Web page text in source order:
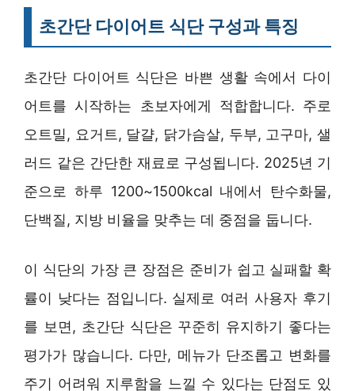
초간단 다이어트 식단 구성과 특징
초간단 다이어트 식단은 바쁜 생활 속에서 다이
어트를 시작하는 초보자에게 적합합니다. 주로
오트밀, 요거트, 달걀, 닭가슴살, 두부, 고구마, 샐
러드 같은 간단한 재료로 구성됩니다. 2025년 기
준으로 하루 1200~1500kcal 내에서 탄수화물,
단백질, 지방 비율을 맞추는 데 중점을 둡니다.
이 식단의 가장 큰 장점은 준비가 쉽고 실패할 확
률이 낮다는 점입니다. 실제로 여러 사용자 후기
를 보면, 초간단 식단은 꾸준히 유지하기 좋다는
평가가 많습니다. 다만, 메뉴가 단조롭고 변화를
주기 어려워 지루함을 느낄 수 있다는 단점도 있